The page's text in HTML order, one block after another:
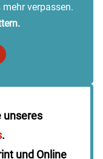
verpassen.
unseres
.
und Online